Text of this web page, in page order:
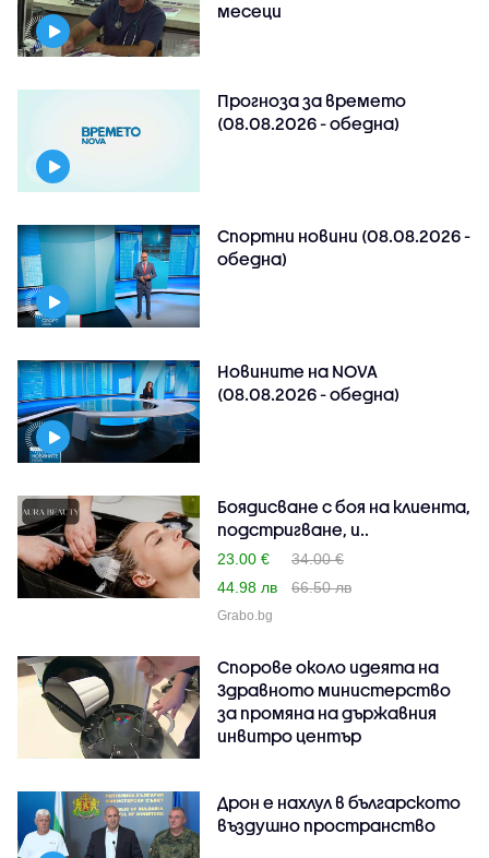
месеци
Прогноза за времето
(08.08.2026 - обедна)
Спортни новини (08.08.2026 -
обедна)
Новините на NOVA
(08.08.2026 - обедна)
Боядисване с боя на клиента,
подстригване, и..
23.00 €
34.00 €
44.98 лв
66.50 лв
Grabo.bg
Спорове около идеята на
Здравното министерство
за промяна на държавния
инвитро център
Дрон е нахлул в българското
въздушно пространство